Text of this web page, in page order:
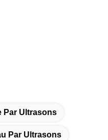
Par Ultrasons
Par Ultrasons